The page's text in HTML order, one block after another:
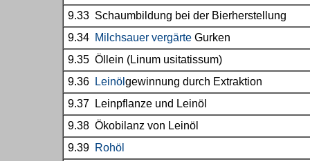
9.33 Schaumbildung bei der Bierherstellung
9.34 Milchsauer vergärte Gurken
9.35 Öllein (Linum usitatissum)
9.36
Leinöl gewinnung durch Extraktion
9.37 Leinpflanze und Leinöl
9.38 Ökobilanz von Leinöl
9.39 Rohöl